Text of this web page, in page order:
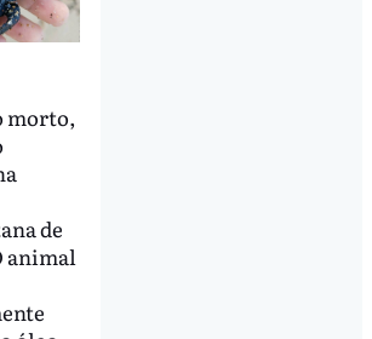
morto,
de
animal